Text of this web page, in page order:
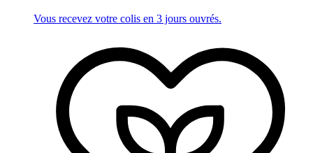
Vous recevez votre colis en 3 jours ouvrés.